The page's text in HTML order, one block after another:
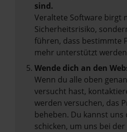
sind.
Veraltete Software birgt
Sicherheitsrisiko,
führen, dass bestimmte
mehr unterstützt
Wende dich an den
Wenn du alle oben
versucht hast,
werden versuchen, das
beheben. Du kannst uns
schicken, um uns bei